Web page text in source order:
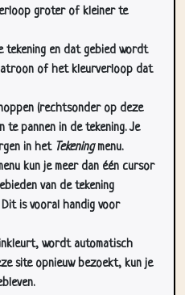
groter of kleiner te
tekening en dat gebied wordt
of het kleurverloop dat
(rechtsonder op deze
te pannen in de tekening. Je
in het Tekeningmenu.
kun je meer dan één cursor
van de tekening
is vooral handig voor
wordt automatisch
site opnieuw bezoekt, kun je